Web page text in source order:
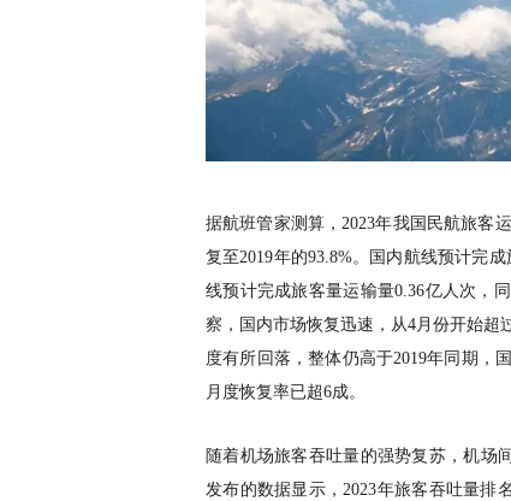
据航班管家测算，2023年我国民航旅客
复至2019年的93.8%。国内航线预计完
线预计完成旅客量运输量0.36亿人次，
察，国内市场恢复迅速，从4月份开始超
度有所回落，整体仍高于2019年同期，
月度恢复率已超6成。
随着机场旅客吞吐量的强势复苏，机场
发布的数据显示，2023年旅客吞吐量排